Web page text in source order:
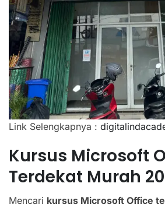
Link Selengkapnya :
Kursus Microsoft
Terdekat Murah
Mencari kursus Microsoft Office